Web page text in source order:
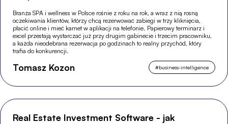
Branża SPA i wellness w Polsce rośnie z roku na rok, a wraz z nią rosną
oczekiwania klientów, którzy chcą rezerwować zabiegi w trzy kliknięcia,
płacić online i mieć karnet w aplikacji na telefonie. Papierowy terminarz i
excel przestają wystarczać już przy drugim gabinecie i trzecim pracowniku,
a każda nieodebrana rezerwacja po godzinach to realny przychód, który
trafia do konkurencji.
Tomasz Kozon #business-intelligence
Real Estate Investment Software - jak